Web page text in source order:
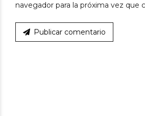
navegador para la próxima vez que
Publicar comentario